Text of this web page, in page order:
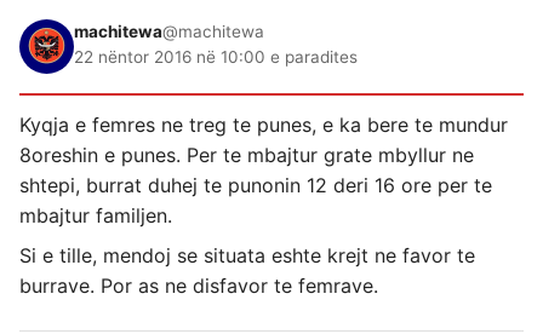
machitewa@machitewa
22 nëntor 2016 në 10:00 e paradites
Kyqja e femres ne treg te punes, e ka bere te mundur
8oreshin e punes. Per te mbajtur grate mbyllur ne
shtepi, burrat duhej te punonin 12 deri 16 ore per te
mbajtur familjen.
Si e tille, mendoj se situata eshte krejt ne favor te
burrave. Por as ne disfavor te femrave.